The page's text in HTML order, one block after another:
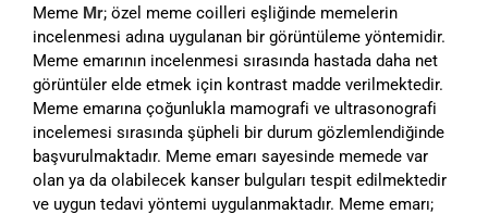
Meme Mr; özel meme coilleri eşliğinde memelerin
incelenmesi adına uygulanan bir görüntüleme yöntemidir.
Meme emarının incelenmesi sırasında hastada daha net
görüntüler elde etmek için kontrast madde verilmektedir.
Meme emarına çoğunlukla mamografi ve ultrasonografi
incelemesi sırasında şüpheli bir durum gözlemlendiğinde
başvurulmaktadır. Meme emarı sayesinde memede var
olan ya da olabilecek kanser bulguları tespit edilmektedir
ve uygun tedavi yöntemi uygulanmaktadır. Meme emarı;